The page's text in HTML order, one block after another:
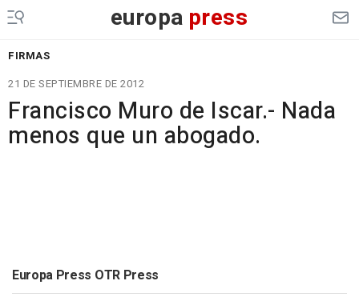
europa press
FIRMAS
21 DE SEPTIEMBRE DE 2012
Francisco Muro de Iscar.- Nada
menos que un abogado.
Europa Press OTR Press